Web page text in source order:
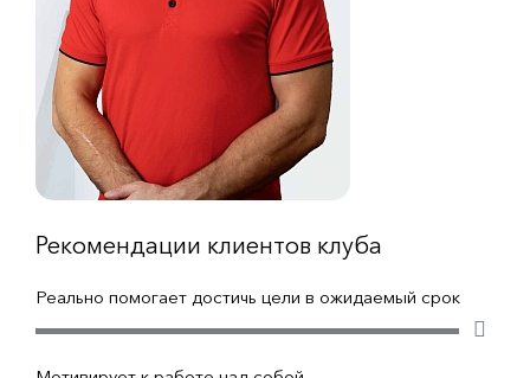
Рекомендации клиентов клуба
Реально помогает достичь цели в ожидаемый срок